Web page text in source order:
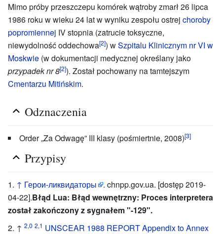
Mimo próby przeszczepu komórek wątroby zmarł 26 lipca
1986 roku w wieku 24 lat w wyniku zespołu ostrej choroby
popromiennej IV stopnia (zatrucie toksyczne,
niewydolność oddechowa[2]) wSzpitalu Klinicznym nr VI w
Moskwie (w dokumentacji medycznej określany jako
przypadek nr 8[2]). Został pochowany na tamtejszym
Cmentarzu Mitińskim.
Odznaczenia
Order „Za Odwagę” III klasy (pośmiertnie, 2008)[3]
Przypisy
↑ Герои-ликвидаторы
. chnpp.gov.ua. [dostęp 2019-
04-22].Błąd Lua: Błąd wewnętrzny: Proces interpretera
został zakończony z sygnałem "-129".
↑ 2,0 2,1 UNSCEAR 1988 REPORT Appendix to Annex